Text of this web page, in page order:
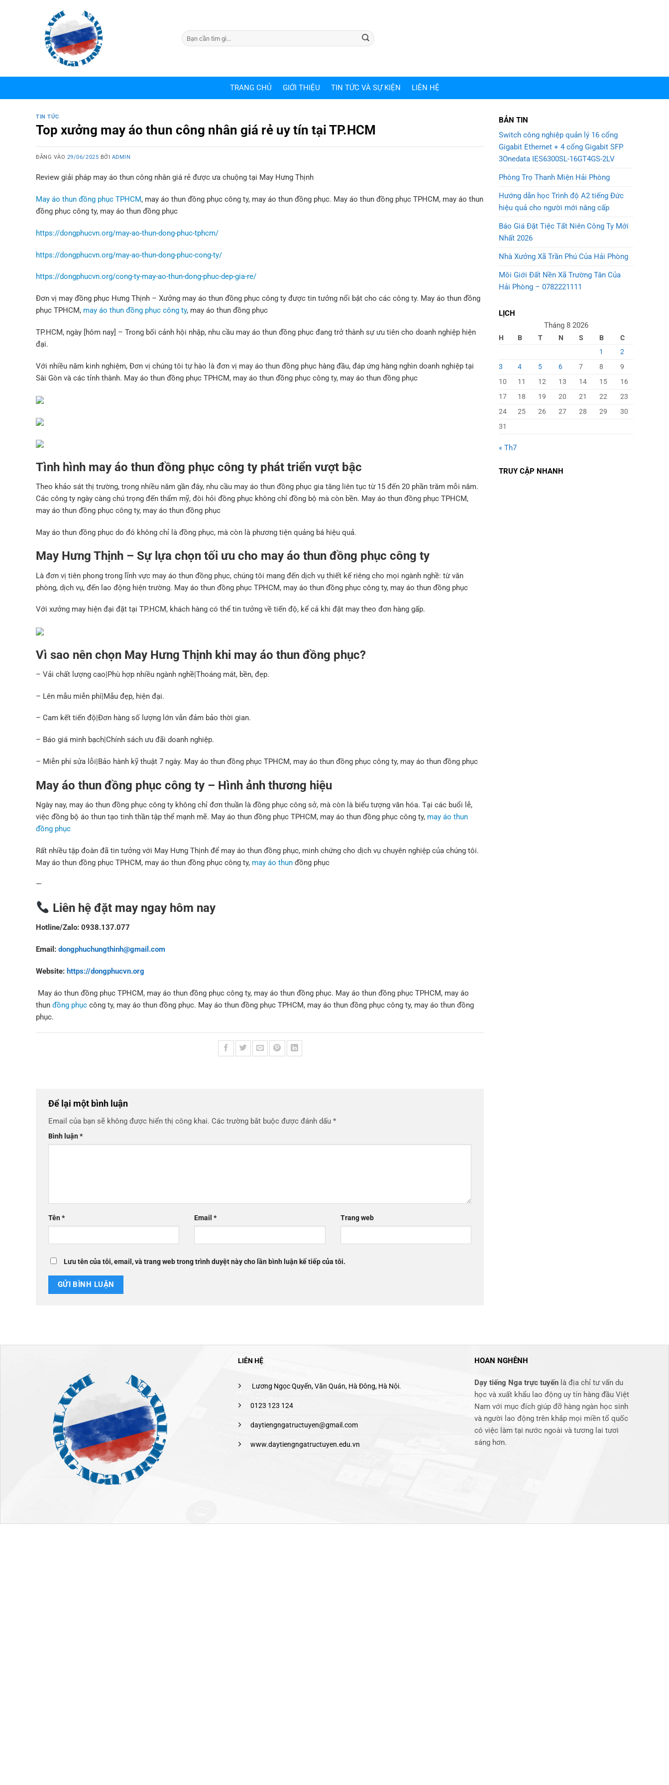
TRANG CHỦ GIỚI THIỆU TIN TỨC VÀ SỰ KIỆN LIÊN HỆ
TIN TỨC
Top xưởng may áo thun công nhân giá rẻ uy tín tại TP.HCM
ĐĂNG VÀO 29/06/2025 BỞI ADMIN
Review giải pháp may áo thun công nhân giá rẻ được ưa chuộng tại May Hưng Thịnh
May áo thun đồng phục TPHCM, may áo thun đồng phục công ty, may áo thun đồng phục. May áo thun đồng phục TPHCM, may áo thun
đồng phục công ty, may áo thun đồng phục
https://dongphucvn.org/may-ao-thun-dong-phuc-tphcm/
https://dongphucvn.org/may-ao-thun-dong-phuc-cong-ty/
https://dongphucvn.org/cong-ty-may-ao-thun-dong-phuc-dep-gia-re/
Đơn vị may đồng phục Hưng Thịnh – Xưởng may áo thun đồng phục công ty được tin tưởng nổi bật cho các công ty. May áo thun đồng
phục TPHCM, may áo thun đồng phục công ty, may áo thun đồng phục
TP.HCM, ngày [hôm nay] – Trong bối cảnh hội nhập, nhu cầu may áo thun đồng phục đang trở thành sự ưu tiên cho doanh nghiệp hiện
đại.
Với nhiều năm kinh nghiệm, Đơn vị chúng tôi tự hào là đơn vị may áo thun đồng phục hàng đầu, đáp ứng hàng nghìn doanh nghiệp tại
Sài Gòn và các tỉnh thành. May áo thun đồng phục TPHCM, may áo thun đồng phục công ty, may áo thun đồng phục
Tình hình may áo thun đồng phục công ty phát triển vượt bậc
Theo khảo sát thị trường, trong nhiều năm gần đây, nhu cầu may áo thun đồng phục gia tăng liên tục từ 15 đến 20 phần trăm mỗi năm.
Các công ty ngày càng chú trọng đến thẩm mỹ, đòi hỏi đồng phục không chỉ đồng bộ mà còn bền. May áo thun đồng phục TPHCM,
may áo thun đồng phục công ty, may áo thun đồng phục
May áo thun đồng phục do đó không chỉ là đồng phục, mà còn là phương tiện quảng bá hiệu quả.
May Hưng Thịnh – Sự lựa chọn tối ưu cho may áo thun đồng phục công ty
Là đơn vị tiên phong trong lĩnh vực may áo thun đồng phục, chúng tôi mang đến dịch vụ thiết kế riêng cho mọi ngành nghề: từ văn
phòng, dịch vụ, đến lao động hiện trường. May áo thun đồng phục TPHCM, may áo thun đồng phục công ty, may áo thun đồng phục
Với xưởng may hiện đại đặt tại TP.HCM, khách hàng có thể tin tưởng về tiến độ, kể cả khi đặt may theo đơn hàng gấp.
Vì sao nên chọn May Hưng Thịnh khi may áo thun đồng phục?
– Vải chất lượng cao|Phù hợp nhiều ngành nghề|Thoáng mát, bền, đẹp.
– Lên mẫu miễn phí|Mẫu đẹp, hiện đại.
– Cam kết tiến độ|Đơn hàng số lượng lớn vẫn đảm bảo thời gian.
– Báo giá minh bạch|Chính sách ưu đãi doanh nghiệp.
– Miễn phí sửa lỗi|Bảo hành kỹ thuật 7 ngày. May áo thun đồng phục TPHCM, may áo thun đồng phục công ty, may áo thun đồng phục
May áo thun đồng phục công ty – Hình ảnh thương hiệu
Ngày nay, may áo thun đồng phục công ty không chỉ đơn thuần là đồng phục công sở, mà còn là biểu tượng văn hóa. Tại các buổi lễ,
việc đồng bộ áo thun tạo tinh thần tập thể mạnh mẽ. May áo thun đồng phục TPHCM, may áo thun đồng phục công ty, may áo thun
đồng phục
Rất nhiều tập đoàn đã tin tưởng với May Hưng Thịnh để may áo thun đồng phục, minh chứng cho dịch vụ chuyên nghiệp của chúng tôi.
May áo thun đồng phục TPHCM, may áo thun đồng phục công ty, may áo thun đồng phục
—
Liên hệ đặt may ngay hôm nay
Hotline/Zalo: 0938.137.077
Email: dongphuchungthinh@gmail.com
Website: https://dongphucvn.org
May áo thun đồng phục TPHCM, may áo thun đồng phục công ty, may áo thun đồng phục. May áo thun đồng phục TPHCM, may áo
thun đồng phục công ty, may áo thun đồng phục. May áo thun đồng phục TPHCM, may áo thun đồng phục công ty, may áo thun đồng
phục.
Để lại một bình luận
Email của bạn sẽ không được hiển thị công khai. Các trường bắt buộc được đánh dấu *
Bình luận*
Tên* Email* Trang web
Lưu tên của tôi, email, và trang web trong trình duyệt này cho lần bình luận kế tiếp của tôi.
BẢN TIN
Switch công nghiệp quản lý 16 cổng
Gigabit Ethernet + 4 cổng Gigabit SFP
3Onedata IES6300SL-16GT4GS-2LV
Phòng Trọ Thanh Miện Hải Phòng
Hướng dẫn học Trình độ A2 tiếng Đức
hiệu quả cho người mới nâng cấp
Báo Giá Đặt Tiệc Tất Niên Công Ty Mới
Nhất 2026
Nhà Xưởng Xã Trần Phú Của Hải Phòng
Môi Giới Đất Nền Xã Trường Tân Của
Hải Phòng – 0782221111
LỊCH
Tháng 8 2026
H B T N S B
C
1
2
3
4 5 6 7 8
9
10
11 12 13 14 15
16
17
18 19 20 21 22
23
24
25 26 27 28 29
30
31
« Th7
TRUY CẬP NHANH
LIÊN HỆ
Lương Ngọc Quyến, Văn Quán, Hà Đông, Hà Nội.
0123 123 124
daytiengngatructuyen@gmail.com
www.daytiengngatructuyen.edu.vn
HOAN NGHÊNH
Dạy tiếng Nga trực tuyến là địa chỉ tư vấn du
học và xuất khẩu lao động uy tín hàng đầu Việt
Nam với mục đích giúp đỡ hàng ngàn học sinh
và người lao động trên khắp mọi miền tổ quốc
có việc làm tại nước ngoài và tương lai tươi
sáng hơn​.